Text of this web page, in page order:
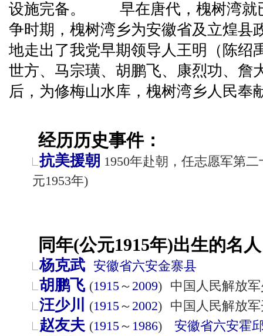
设施完备。 早在唐代，槐树湾就
争时期，槐树湾乡为安徽省及立煌县
地走出了我党早期领导人王明（陈绍
世方、马宗璜、胡鹏飞、康烈功、詹
后，为修梅山水库，槐树湾乡人民
经历历史事件：
抗美援朝 1950年赴朝，任志愿军第
元1953年)
同年(公元1915年)出生的名
杨克武 安徽省六安金寨县
胡鹏飞 (1915～ 2009) 中国人民解放
汪少川 (1915～ 2002) 中国人民解放
赵友夫 (1915～ 1986) 安徽省六安霍